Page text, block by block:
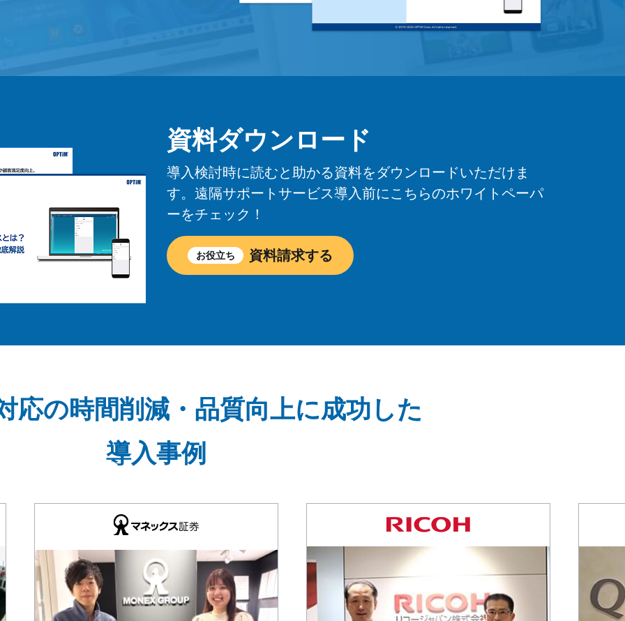
資料ダウンロード
導入検討時に読むと助かる資料をダウンロードいただけま
す。遠隔サポートサービス導入前にこちらのホワイトペーパ
ーをチェック！
お役立ち 資料請求する
応の時間削減・品質向上に成功した
導入事例